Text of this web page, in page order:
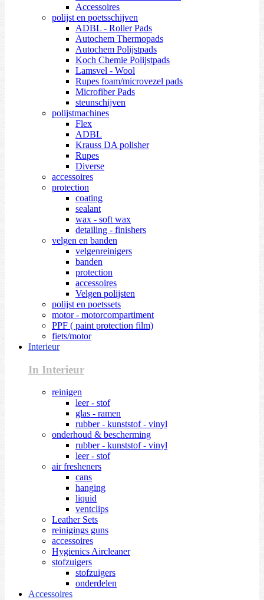
Accessoires
polijst en poetsschijven
ADBL - Roller Pads
Autochem Thermopads
Autochem Polijstpads
Koch Chemie Polijstpads
Lamsvel - Wool
Rupes foam/microvezel pads
Microfiber Pads
steunschijven
polijstmachines
Flex
ADBL
Krauss DA polisher
Rupes
Diverse
accessoires
protection
coating
sealant
wax - soft wax
detailing - finishers
velgen en banden
velgenreinigers
banden
protection
accessoires
Velgen polijsten
polijst en poetssets
motor - motorcompartiment
PPF ( paint protection film)
fiets/motor
Interieur
In Interieur
reinigen
leer - stof
glas - ramen
rubber - kunststof - vinyl
onderhoud & bescherming
rubber - kunststof - vinyl
leer - stof
air fresheners
cans
hanging
liquid
ventclips
Leather Sets
reinigings guns
accessoires
Hygienics Aircleaner
stofzuigers
stofzuigers
onderdelen
Accessoires